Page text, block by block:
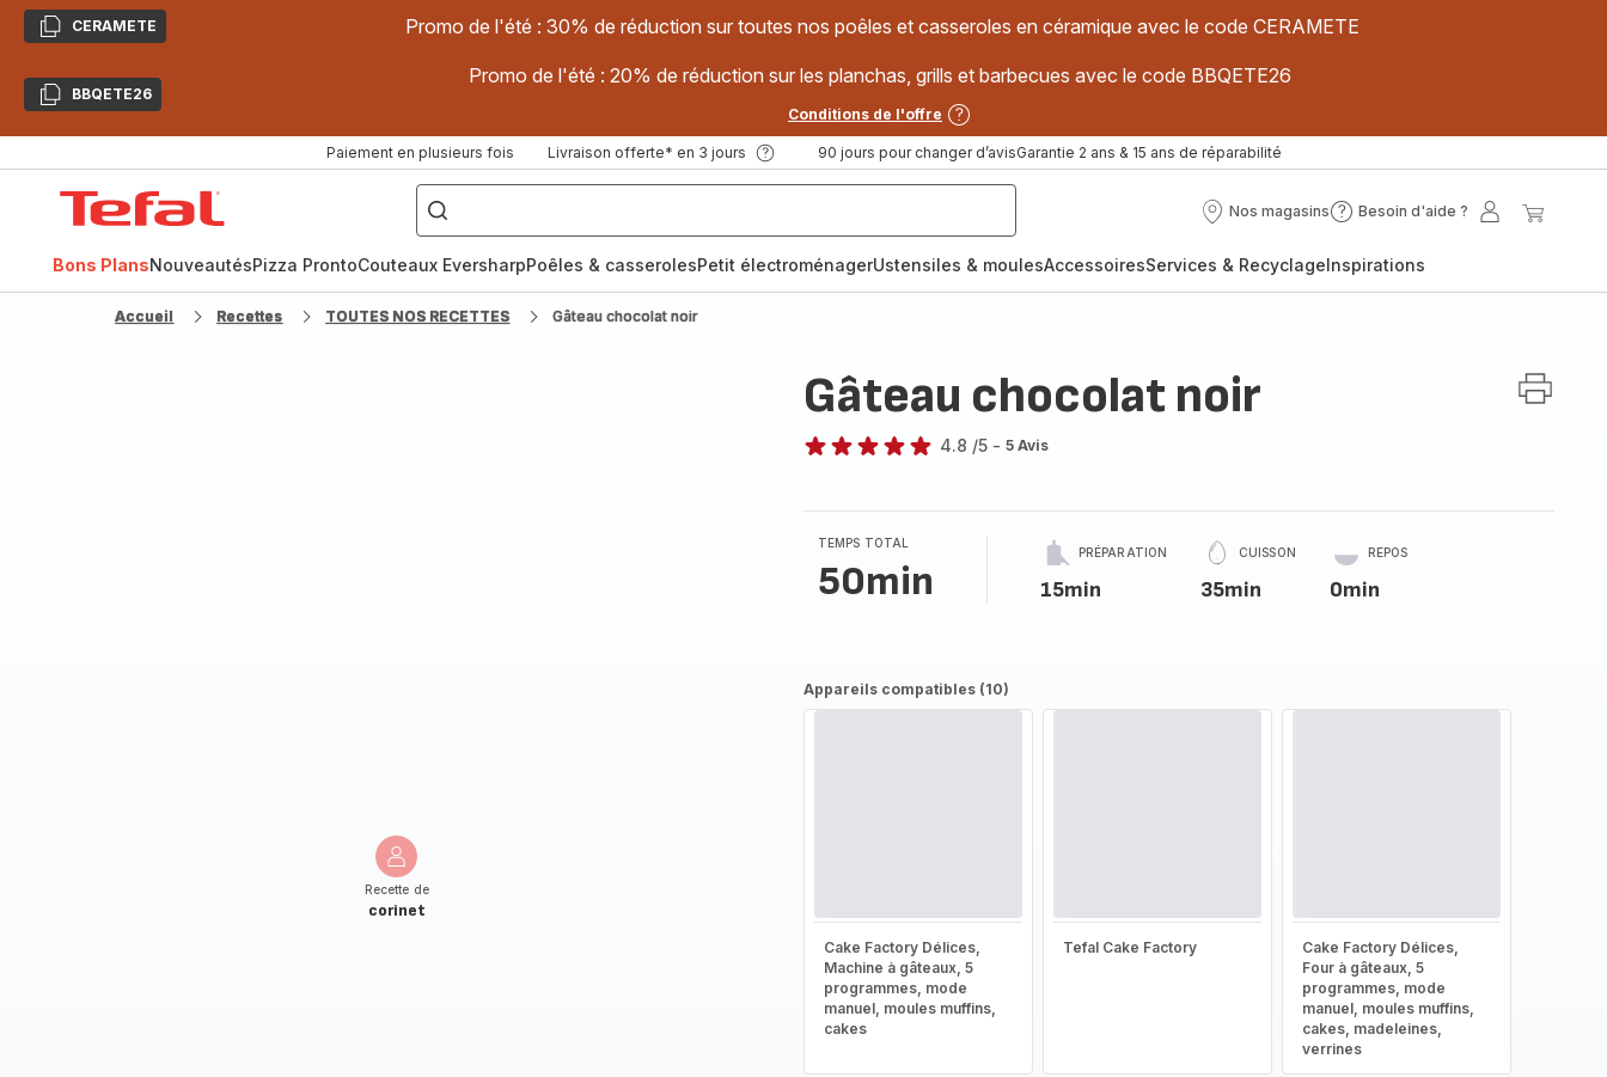
CopierCERAMETE Promo de l'été : 30% de réduction sur toutes nos poêles et casseroles en céramique avec le code CERAMETE
CopierBBQETE26
Promo de l'été : 20% de réduction sur les planchas, grills et barbecues avec le code BBQETE26
Conditions de l'offre
Paiement en plusieurs fois Livraison offerte* en 3 jours 90 jours pour changer d’avisGarantie 2 ans & 15 ans de réparabilité
["Poêles
inox,
Cake
Factory,
Nos magasins
Nos
Besoin d'aide ?
Besoin
?
Mon
Bons PlansNouveautésPizza ProntoCouteaux EversharpPoêles & casserolesPetit électroménagerUstensiles & moulesAccessoiresServices & RecyclageInspirations
Accueil Recettes TOUTES NOS RECETTES Gâteau chocolat noir
Recette de
corinet
Gâteau chocolat noir
4.8 /5 - 5 Avis
TEMPS TOTAL
50min
PRÉPARATION
15min
CUISSON
35min
REPOS
0min
Appareils compatibles (10)
Cake Factory Délices,
Machine à gâteaux, 5
programmes, mode
manuel, moules muffins,
cakes
Tefal Cake Factory
Cake Factory Délices,
Four à gâteaux, 5
programmes, mode
manuel, moules muffins,
cakes, madeleines,
verrines